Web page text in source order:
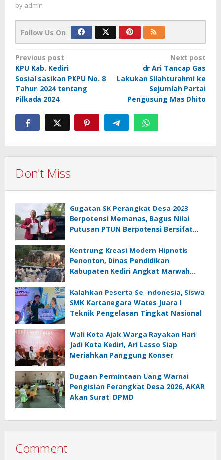
by admin
Follow Us On
Post
navigation
Previous post
KPU Kab. Kediri
Sosialisasikan PKPU No. 8
Tahun 2024 tentang
Pilkada 2024
Next post
dr Ari Tancap Gas
Lakukan Silahturahmi ke
Sejumlah Partai
Pengusung Mas Dhito
Don't Miss
Gugatan SK Perangkat Desa 2023
Berpotensi Memanas, Bagus Nilai
Putusan PTUN Berpotensi Bersifat
Kentrung Kreasi Modern Hipnotis
Penonton, Dinas Pendidikan
Kabupaten Kediri Angkat Marwah
Kalahkan Peserta Se-Indonesia, Siswa
SMK Kartanegara Wates Juara I
Teknik Pengelasan Tingkat Nasional
Wali Kota Ajak Warga Rayakan Hari
Jadi Kota Kediri, Ari Lasso Siap
Meriahkan Panggung Konser
Dugaan Permintaan Uang Warnai
Pengisian Perangkat Desa 2026, AKAR
Akan Surati DPMD
Comment